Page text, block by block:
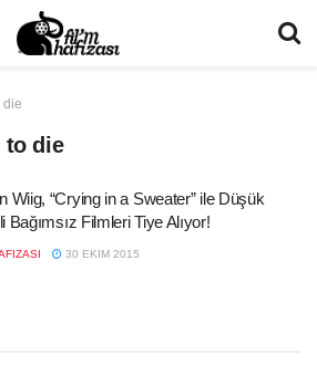
die
to die
Wiig, “Crying in a Sweater” ile Düşük
Bağımsız Filmleri Tiye Alıyor!
30 EKIM 2015